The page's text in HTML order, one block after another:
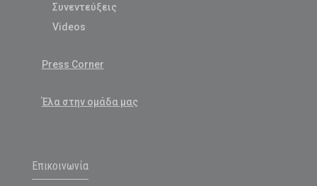
Συνεντεύξεις
Videos
Press Corner
Έλα στην ομάδα μας
Επικοινωνία